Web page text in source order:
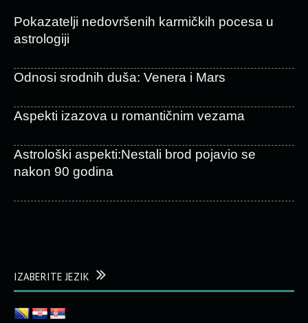
Pokazatelji nedovršenih karmičkih pocesa u
astrologiji
Odnosi srodnih duša: Venera i Mars
Aspekti izazova u romantičnim vezama
Astrološki aspekti:Nestali brod pojavio se
nakon 90 godina
IZABERITE JEZIK